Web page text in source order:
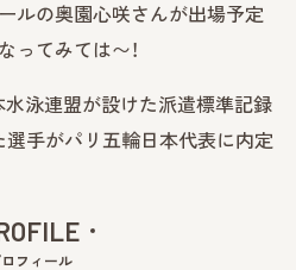
ルの奥園心咲さんが出場予定
ってみては〜！
泳連盟が設けた派遣標準記録
選手がパリ五輪日本代表に内定
フィール